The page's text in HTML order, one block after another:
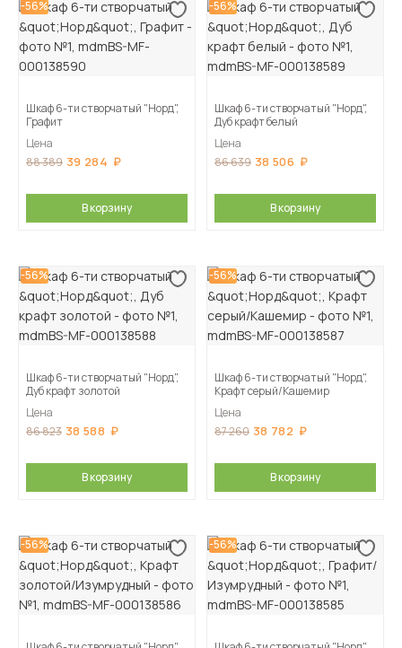
-56%
Шкаф 6-ти створчатый "Норд",
Графит
Цена
88 389 39 284
В корзину
-56%
Шкаф 6-ти створчатый "Норд",
Дуб крафт белый
Цена
86 639 38 506
В корзину
-56%
Шкаф 6-ти створчатый "Норд",
Дуб крафт золотой
Цена
86 823 38 588
В корзину
-56%
Шкаф 6-ти створчатый "Норд",
Крафт серый/Кашемир
Цена
87 260 38 782
В корзину
-56% -56%